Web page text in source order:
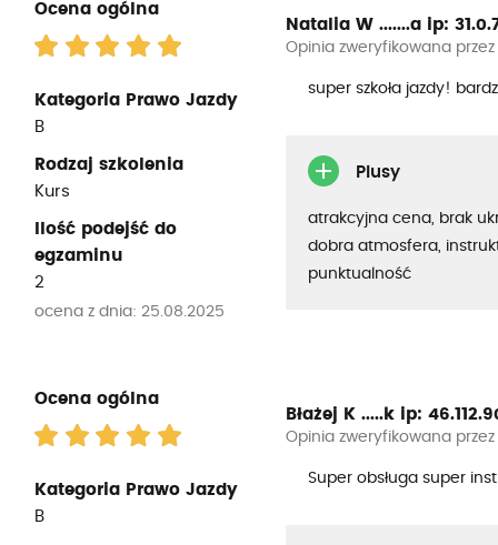
Ocena ogólna
Kategoria Prawo Jazdy
B
Rodzaj szkolenia
Kurs
Ilość podejść do
egzaminu
2
ocena z dnia: 25.08.2025
Natalia W .......a ip:
Opinia zweryfikowana
super szkoła jazdy!
Plusy
atrakcyjna cena, brak
dobra atmosfera,
punktualność
Ocena ogólna
Kategoria Prawo Jazdy
B
Błażej K .....k ip:
Opinia zweryfikowana
Super obsługa super